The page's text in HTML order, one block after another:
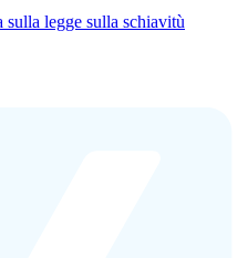
sulla legge sulla schiavitù